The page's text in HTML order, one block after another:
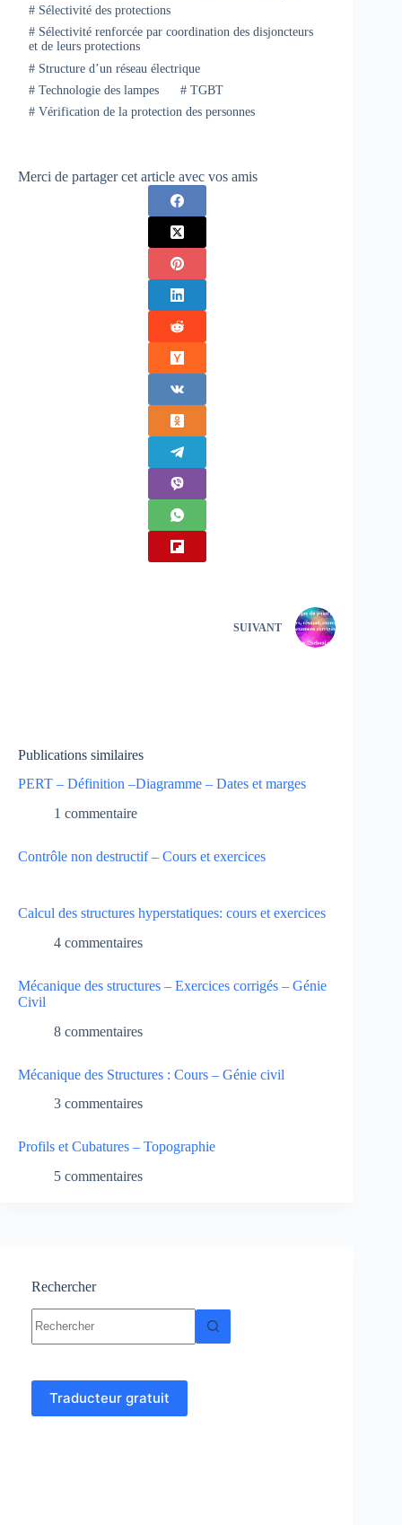
#Sélectivité des protections
#Sélectivité renforcée par coordination des disjoncteurs
et de leurs protections
#Structure d’un réseau électrique
#Technologie des lampes #TGBT
#Vérification de la protection des personnes
Merci de partager cet article avec vos amis
SUIVANT
Publications similaires
PERT – Définition –Diagramme – Dates et marges
1 commentaire
Contrôle non destructif – Cours et exercices
Calcul des structures hyperstatiques: cours et exercices
4 commentaires
Mécanique des structures – Exercices corrigés – Génie
Civil
8 commentaires
Mécanique des Structures : Cours – Génie civil
3 commentaires
Profils et Cubatures – Topographie
5 commentaires
Rechercher
résultat
Traducteur gratuit